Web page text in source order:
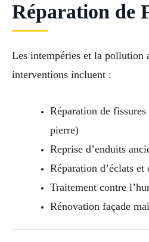
Réparation de
Les intempéries et la pollution
interventions incluent :
Réparation de
pierre)
Reprise d’enduits
Réparation d’éclats et
Traitement contre
Rénovation façade